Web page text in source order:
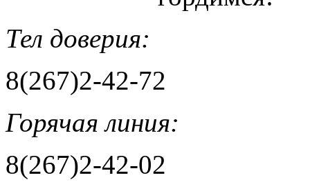
Тел доверия:
8(267)2-42-72
Горячая линия:
8(267)2-42-02